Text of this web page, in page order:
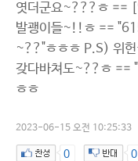
엿더군요~???ㅎ ==
발괭이들~!!ㅎ ==
~??"ㅎㅎㅎ P.S) 위
갖다바쳐도~??ㅎ ==
ㅎㅎ
2023-06-15 오전 10:25:33
0 0